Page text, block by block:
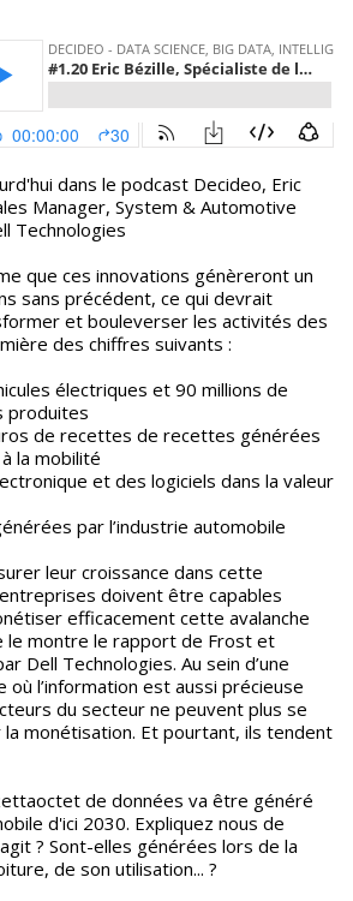
Manager, System & Automotive
Technologies
que ces innovations génèreront un
sans précédent, ce qui devrait
et bouleverser les activités des
des chiffres suivants :
électriques et 90 millions de
produites
de recettes de recettes générées
la mobilité
et des logiciels dans la valeur
par l’industrie automobile
leur croissance dans cette
doivent être capables
efficacement cette avalanche
le montre le rapport de Frost et
Dell Technologies. Au sein d’une
où l’information est aussi précieuse
du secteur ne peuvent plus se
monétisation. Et pourtant, ils tendent
de données va être généré
d'ici 2030. Expliquez nous de
? Sont-elles générées lors de la
de son utilisation... ?